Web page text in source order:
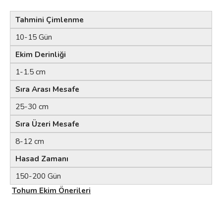
Tahmini Çimlenme
10-15 Gün
Ekim Derinliği
1-1.5 cm
Sıra Arası Mesafe
25-30 cm
Sıra Üzeri Mesafe
8-12 cm
Hasad Zamanı
150-200 Gün
Tohum Ekim Önerileri